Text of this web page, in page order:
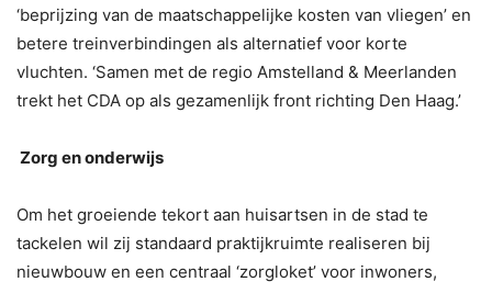
‘beprijzing van de maatschappelijke kosten van vliegen’ en
betere treinverbindingen als alternatief voor korte
vluchten. ‘Samen met de regio Amstelland & Meerlanden
trekt het CDA op als gezamenlijk front richting Den Haag.’
Zorg en onderwijs
Om het groeiende tekort aan huisartsen in de stad te
tackelen wil zij standaard praktijkruimte realiseren bij
nieuwbouw en een centraal ‘zorgloket’ voor inwoners,